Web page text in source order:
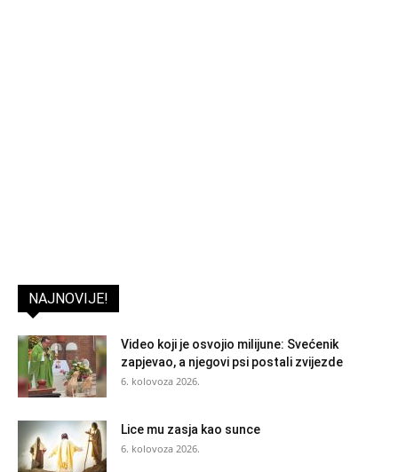
NAJNOVIJE!
Video koji je osvojio milijune: Svećenik
zapjevao, a njegovi psi postali zvijezde
6. kolovoza 2026.
Lice mu zasja kao sunce
6. kolovoza 2026.